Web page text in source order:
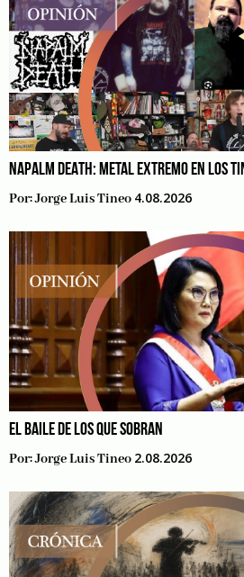
NAPALM DEATH: METAL EXTREMO EN LOS
Por:Jorge Luis Tineo 4.08.2026
EL BAILE DE LOS QUE SOBRAN
Por:Jorge Luis Tineo 2.08.2026